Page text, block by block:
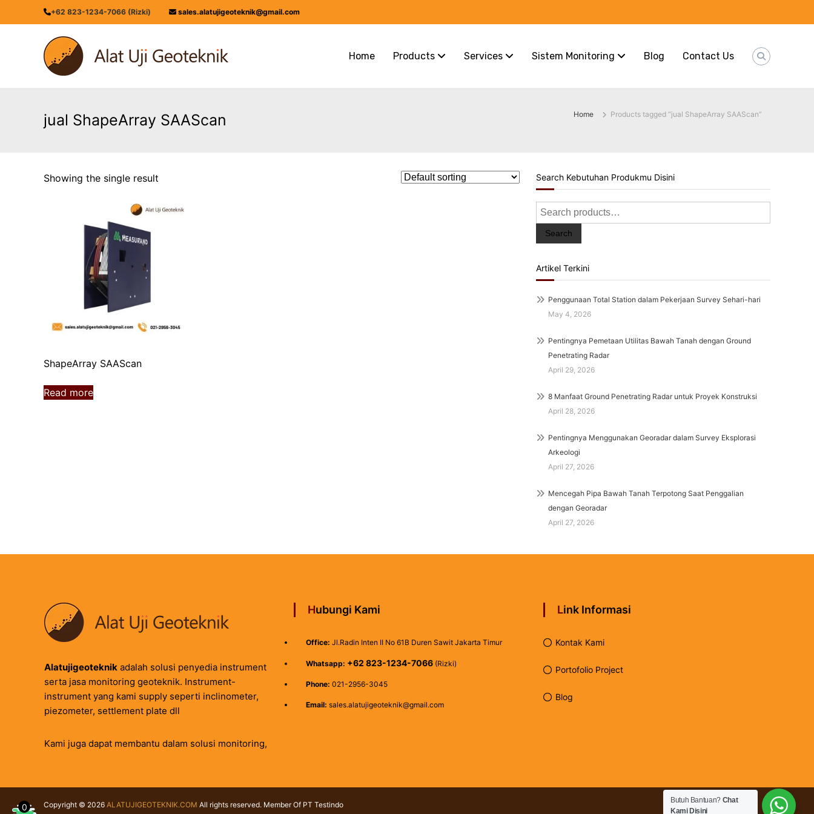
to
+62 823-1234-7066 (Rizki) sales.alatujigeoteknik@gmail.com
ALATUJIGEOTEKNIK.COM
DISTRIBUTOR
INSTRUMENT
MONITORING
GEOTEKNIK
Home Products Services Sistem Monitoring Blog Contact Us
jual ShapeArray SAAScan Home Products tagged “jual ShapeArray SAAScan”
Showing the single result
ShapeArray SAAScan
Read more
Search Kebutuhan Produkmu Disini
Search
for:
Search
Artikel Terkini
Penggunaan Total Station dalam Pekerjaan Survey Sehari-hari
May 4, 2026
Pentingnya Pemetaan Utilitas Bawah Tanah dengan Ground
Penetrating Radar
April 29, 2026
8 Manfaat Ground Penetrating Radar untuk Proyek Konstruksi
April 28, 2026
Pentingnya Menggunakan Georadar dalam Survey Eksplorasi
Arkeologi
April 27, 2026
Mencegah Pipa Bawah Tanah Terpotong Saat Penggalian
dengan Georadar
April 27, 2026
Alatujigeoteknik adalah solusi penyedia instrument
serta jasa monitoring geoteknik. Instrument-
instrument yang kami supply seperti inclinometer,
piezometer, settlement plate dll
Kami juga dapat membantu dalam solusi monitoring,
Hubungi Kami
Office: Jl.Radin Inten II No 61B Duren Sawit Jakarta Timur
Whatsapp: +62 823-1234-7066 (Rizki)
Phone: 021-2956-3045
Email: sales.alatujigeoteknik@gmail.com
Link Informasi
Kontak Kami
Portofolio Project
Blog
Copyright © 2026 ALATUJIGEOTEKNIK.COM All rights reserved. Member Of PT Testindo Butuh Bantuan? Chat
Kami Disini
0